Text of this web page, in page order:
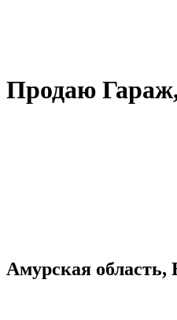
Продаю
Амурская область,